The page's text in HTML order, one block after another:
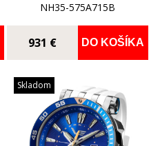
NH35-575A715B
931 € DO KOŠÍKA
Skladom